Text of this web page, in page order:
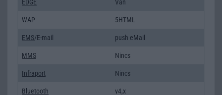
EDGE Van
WAP 5HTML
EMS/E-mail push eMail
MMS Nincs
Infraport Nincs
Bluetooth v4,x